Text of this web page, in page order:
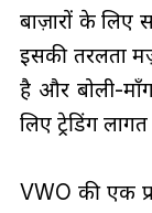
बाज़ारों के लिए
इसकी तरलता
है और बोली-
लिए ट्रेडिंग
VWO की एक